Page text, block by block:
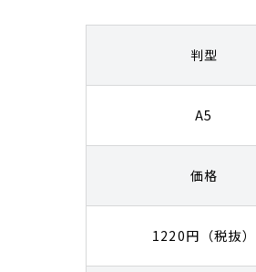
判型
A5
価格
1220円（税抜）